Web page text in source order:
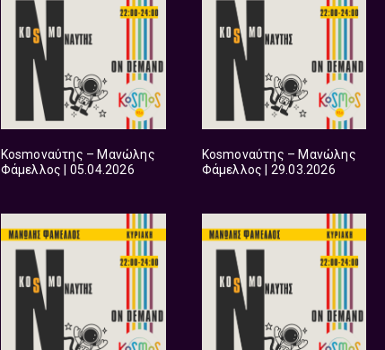
Kosmoναύτης – Μανώλης
Φάμελλος | 05.04.2026
Kosmoναύτης – Μανώλης
Φάμελλος | 29.03.2026